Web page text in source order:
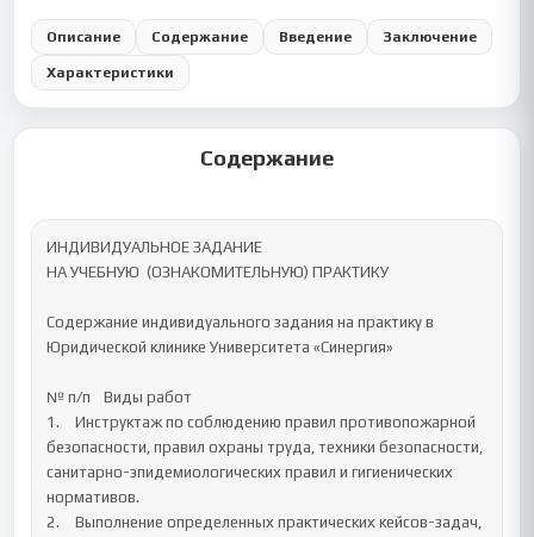
Описание Содержание Введение Заключение
Характеристики
Содержание
ИНДИВИДУАЛЬНОЕ ЗАДАНИЕ
НА УЧЕБНУЮ  (ОЗНАКОМИТЕЛЬНУЮ) ПРАКТИКУ
Содержание индивидуального задания на практику в
Юридической клинике Университета «Синергия»
№ п/п	Виды работ
1.	Инструктаж по соблюдению правил противопожарной
безопасности, правил охраны труда, техники безопасности,
санитарно-эпидемиологических правил и гигиенических
нормативов.
2.	Выполнение определенных практических кейсов-задач,